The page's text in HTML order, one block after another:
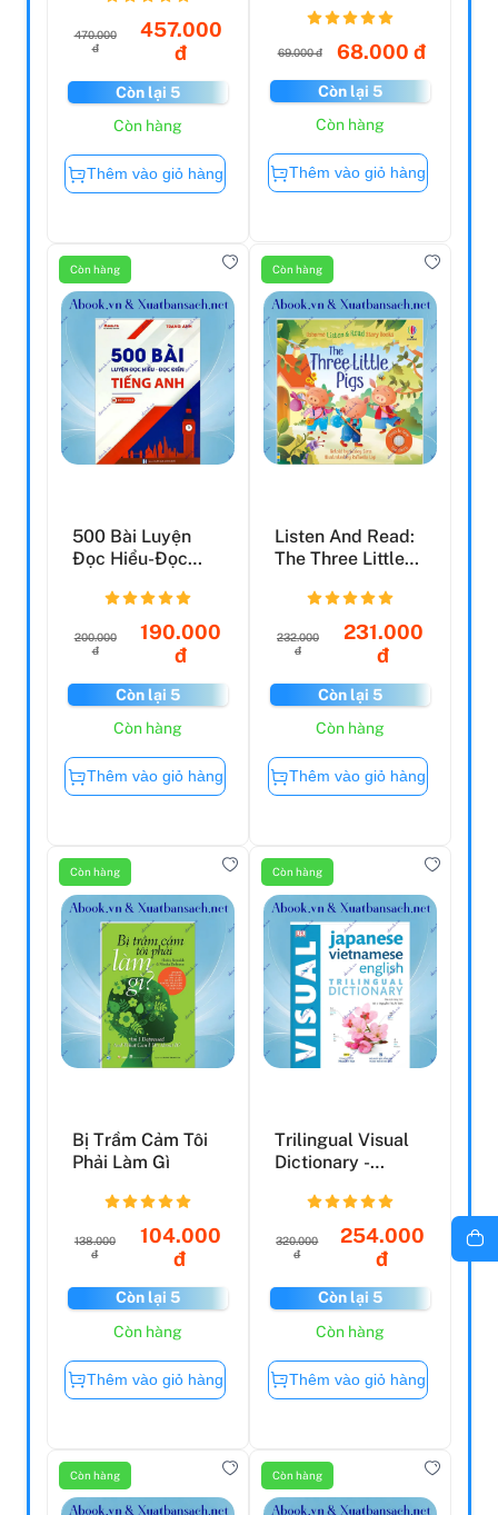
470.000
đ
457.000
đ
Còn lại 5
Còn hàng
Thêm vào giỏ hàng
69.000 đ 68.000 đ
Còn lại 5
Còn hàng
Thêm vào giỏ hàng
Còn hàng
500 Bài Luyện
Đọc Hiểu-Đọc
(Tái Bản...
200.000
đ
190.000
đ
Còn lại 5
Còn hàng
Thêm vào giỏ hàng
Còn hàng
Listen And Read:
The Three Little
232.000
đ
231.000
đ
Còn lại 5
Còn hàng
Thêm vào giỏ hàng
Còn hàng
Bị Trầm Cảm Tôi
Phải Làm Gì
138.000
đ
104.000
đ
Còn lại 5
Còn hàng
Thêm vào giỏ hàng
Còn hàng
Trilingual Visual
Dictionary -
Vietnamese...
320.000
đ
254.000
đ
Còn lại 5
Còn hàng
Thêm vào giỏ hàng
Còn hàng Còn hàng